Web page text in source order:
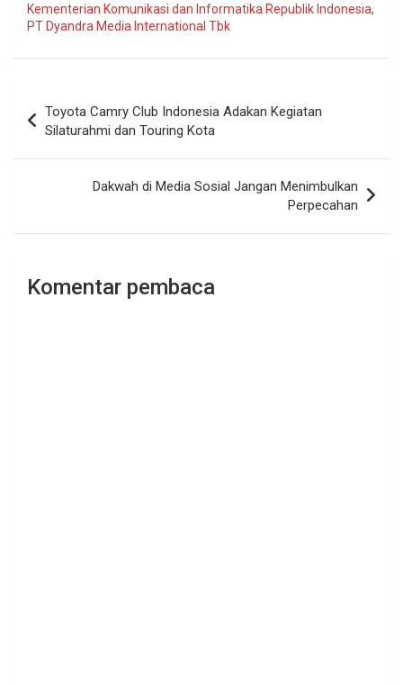
Kementerian Komunikasi dan Informatika Republik Indonesia,
PT Dyandra Media International Tbk
pos
Toyota Camry Club Indonesia Adakan Kegiatan
Silaturahmi dan Touring Kota
Dakwah di Media Sosial Jangan Menimbulkan
Perpecahan
Komentar pembaca